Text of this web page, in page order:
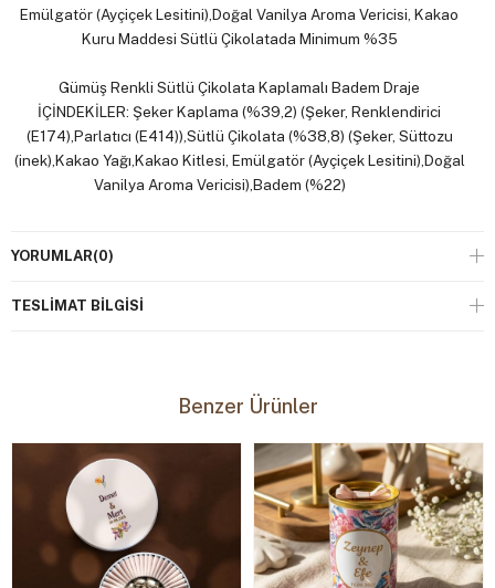
Emülgatör (Ayçiçek Lesitini),Doğal Vanilya Aroma Vericisi, Kakao
Kuru Maddesi Sütlü Çikolatada Minimum %35
Gümüş Renkli Sütlü Çikolata Kaplamalı Badem Draje
İÇİNDEKİLER: Şeker Kaplama (%39,2) (Şeker, Renklendirici
(E174),Parlatıcı (E414)),Sütlü Çikolata (%38,8) (Şeker, Süttozu
(inek),Kakao Yağı,Kakao Kitlesi, Emülgatör (Ayçiçek Lesitini),Doğal
Vanilya Aroma Vericisi),Badem (%22)
Enerji (kj/kcal)/ Energy (kj/kcal): 2313 / 555,Yağ (g) / Fat (g): 34,
/Carbohydrate (g):53, Şekerler(g) / Sugars (g): 49, Lif (g) / Fibre
Yerfıstığı, Susam, Ceviz ve Gluten içerebilir.
YORUMLAR(0)
TESLIMAT BILGISI
Benzer Ürünler